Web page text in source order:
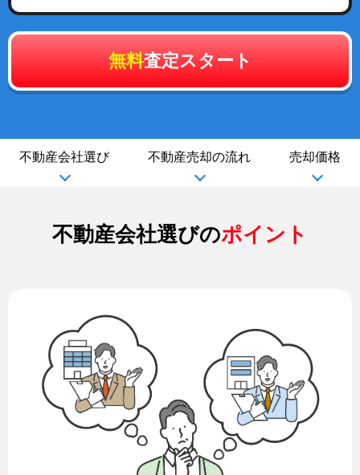
無料査定スタート
不動産会社選び 不動産売却の流れ 売却価格
不動産会社選びのポイント